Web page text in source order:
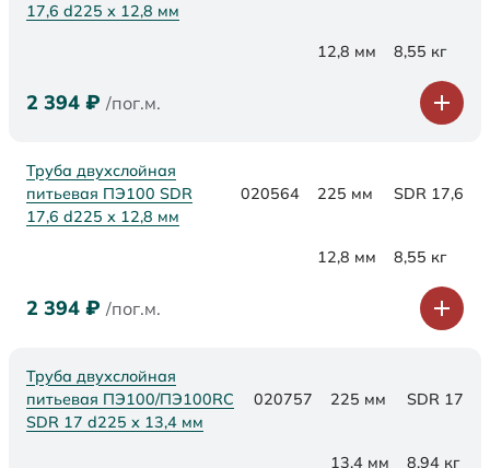
17,6 d225 х 12,8 мм
12,8 мм 8,55 кг
2 394 ₽ /пог.м.
Труба двухслойная
питьевая ПЭ100 SDR
17,6 d225 х 12,8 мм
020564 225 мм SDR 17,6
12,8 мм 8,55 кг
2 394 ₽ /пог.м.
Труба двухслойная
питьевая ПЭ100/ПЭ100RC
SDR 17 d225 х 13,4 мм
020757 225 мм SDR 17
13,4 мм 8,94 кг